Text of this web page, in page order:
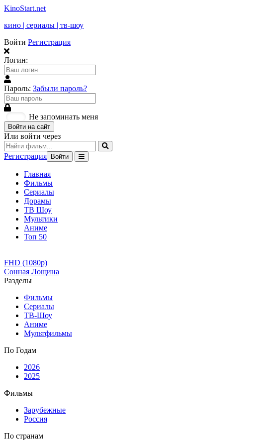
KinoStart.net
кино | сериалы | тв-шоу
Войти Регистрация
Логин:
Пароль: Забыли пароль?
Не запоминать меня
Войти на сайт
Или войти через
Регистрация Войти
Главная
Фильмы
Сериалы
Дорамы
ТВ Шоу
Мультики
Аниме
Топ 50
FHD (1080p)
Сонная Лощина
Разделы
Фильмы
Сериалы
ТВ-Шоу
Аниме
Мультфильмы
По Годам
2026
2025
Фильмы
Зарубежные
Россия
По странам